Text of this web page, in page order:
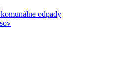
odpady